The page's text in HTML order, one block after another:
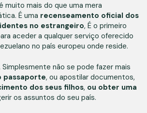
muito mais do que uma mera
É uma recenseamento oficial dos
no estrangeiro, É o primeiro
aceder a qualquer serviço oferecido
no país europeu onde reside.
Simplesmente não se pode fazer mais
passaporte, ou apostilar documentos,
dos seus filhos, ou obter uma
os assuntos do seu país.